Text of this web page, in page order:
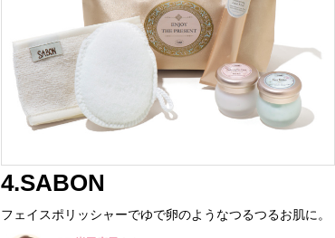
4.SABON
フェイスポリッシャーでゆで卵のようなつるつるお肌に。